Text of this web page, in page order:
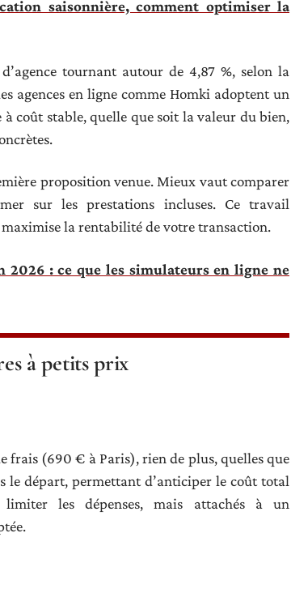
saisonnière, comment optimiser la
tournant autour de 4,87 %, selon la
agences en ligne comme Homki adoptent un
coût stable, quelle que soit la valeur du bien,
proposition venue. Mieux vaut comparer
sur les prestations incluses. Ce travail
la rentabilité de votre transaction.
: ce que les simulateurs en ligne ne
à petits prix
frais (690 € à Paris), rien de plus, quelles que
le départ, permettant d’anticiper le coût total
les dépenses, mais attachés à un